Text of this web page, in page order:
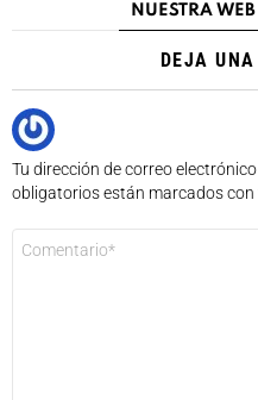
NUESTRA WEB
DEJA
Tu dirección de correo
obligatorios están marcados con